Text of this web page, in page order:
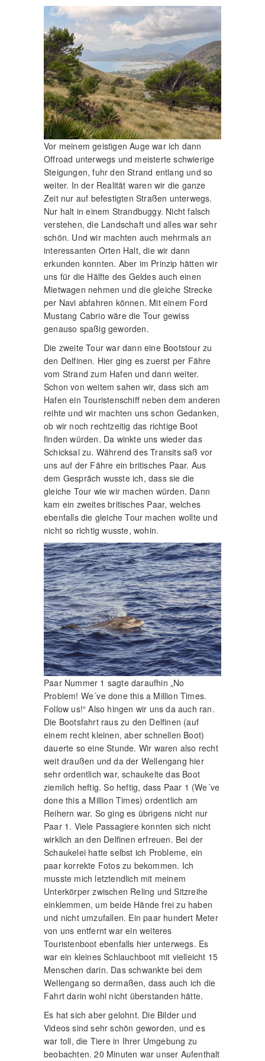
Vor meinem geistigen Auge war ich dann
Offroad unterwegs und meisterte schwierige
Steigungen, fuhr den Strand entlang und so
weiter. In der Realität waren wir die ganze
Zeit nur auf befestigten Straßen unterwegs.
Nur halt in einem Strandbuggy. Nicht falsch
verstehen, die Landschaft und alles war sehr
schön. Und wir machten auch mehrmals an
interessanten Orten Halt, die wir dann
erkunden konnten. Aber im Prinzip hätten wir
uns für die Hälfte des Geldes auch einen
Mietwagen nehmen und die gleiche Strecke
per Navi abfahren können. Mit einem Ford
Mustang Cabrio wäre die Tour gewiss
genauso spaßig geworden.
Die zweite Tour war dann eine Bootstour zu
den Delfinen. Hier ging es zuerst per Fähre
vom Strand zum Hafen und dann weiter.
Schon von weitem sahen wir, dass sich am
Hafen ein Touristenschiff neben dem anderen
reihte und wir machten uns schon Gedanken,
ob wir noch rechtzeitig das richtige Boot
finden würden. Da winkte uns wieder das
Schicksal zu. Während des Transits saß vor
uns auf der Fähre ein britisches Paar. Aus
dem Gespräch wusste ich, dass sie die
gleiche Tour wie wir machen würden. Dann
kam ein zweites britisches Paar, welches
ebenfalls die gleiche Tour machen wollte und
nicht so richtig wusste, wohin.
Paar Nummer 1 sagte daraufhin „No
Problem! We´ve done this a Million Times.
Follow us!“ Also hingen wir uns da auch ran.
Die Bootsfahrt raus zu den Delfinen (auf
einem recht kleinen, aber schnellen Boot)
dauerte so eine Stunde. Wir waren also recht
weit draußen und da der Wellengang hier
sehr ordentlich war, schaukelte das Boot
ziemlich heftig. So heftig, dass Paar 1 (We´ve
done this a Million Times) ordentlich am
Reihern war. So ging es übrigens nicht nur
Paar 1. Viele Passagiere konnten sich nicht
wirklich an den Delfinen erfreuen. Bei der
Schaukelei hatte selbst ich Probleme, ein
paar korrekte Fotos zu bekommen. Ich
musste mich letztendlich mit meinem
Unterkörper zwischen Reling und Sitzreihe
einklemmen, um beide Hände frei zu haben
und nicht umzufallen. Ein paar hundert Meter
von uns entfernt war ein weiteres
Touristenboot ebenfalls hier unterwegs. Es
war ein kleines Schlauchboot mit vielleicht 15
Menschen darin. Das schwankte bei dem
Wellengang so dermaßen, dass auch ich die
Fahrt darin wohl nicht überstanden hätte.
Es hat sich aber gelohnt. Die Bilder und
Videos sind sehr schön geworden, und es
war toll, die Tiere in Ihrer Umgebung zu
beobachten. 20 Minuten war unser Aufenthalt